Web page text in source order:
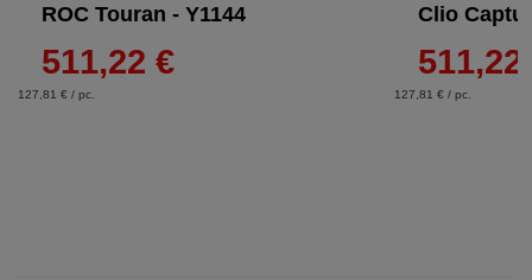
ROC Touran - Y1144
511,22 €
127,81 € / pc.
Clio
511,22
127,81 € / pc.